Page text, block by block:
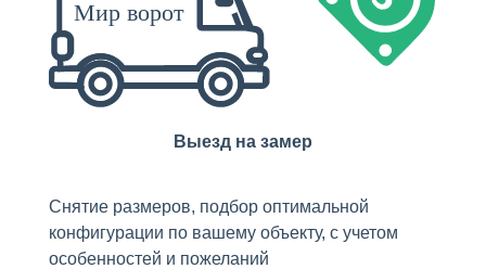
Выезд на замер
Снятие размеров, подбор оптимальной
конфигурации по вашему объекту, с учетом
особенностей и пожеланий